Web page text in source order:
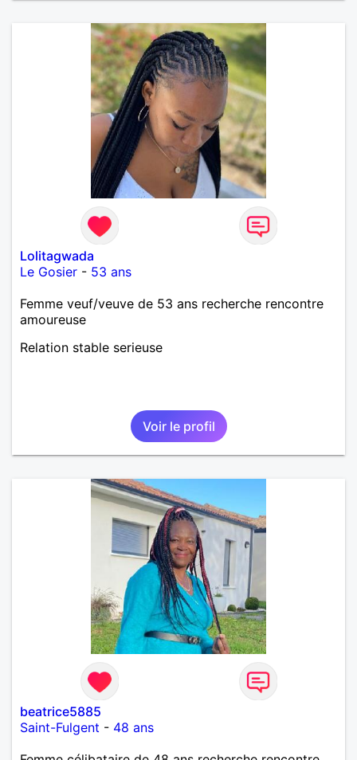
Lolitagwada
Le Gosier - 53 ans
Femme veuf/veuve de 53 ans recherche rencontre
amoureuse
Relation stable serieuse
Voir le profil
beatrice5885
Saint-Fulgent - 48 ans